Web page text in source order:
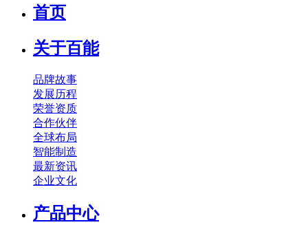
首页
关于百能
品牌故事
发展历程
荣誉资质
合作伙伴
全球布局
智能制造
最新资讯
企业文化
产品中心